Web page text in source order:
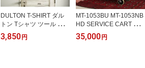
DULTON T-SHIRT ダル
トン Tシャツ ツール ボッ
クス DULTON T-SHIRT T
OOL BOX 新生活 ダルト
3,850 円
MT-1053BU MT-1053NB
HD SERVICE CART 送
料無料 METAL TOOL CA
RT サービスカート スチ
35,000 円